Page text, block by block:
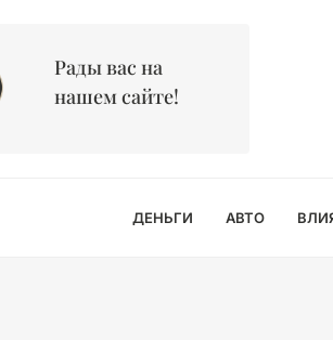
Рады вас на
нашем сайте!
ДЕНЬГИ АВТО